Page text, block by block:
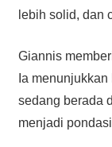
lebih solid, dan
Giannis
Ia
sedang berada
menjadi